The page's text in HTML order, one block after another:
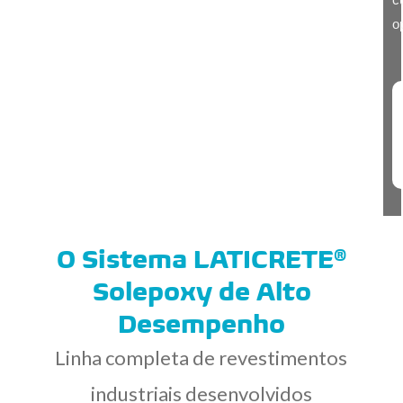
O Sistema LATICRETE®
Solepoxy de Alto
Desempenho
Linha completa de revestimentos
industriais desenvolvidos